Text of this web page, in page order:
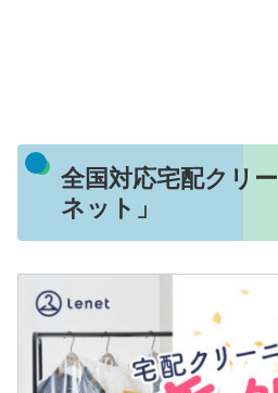
全国対応宅配クリ
ネット」